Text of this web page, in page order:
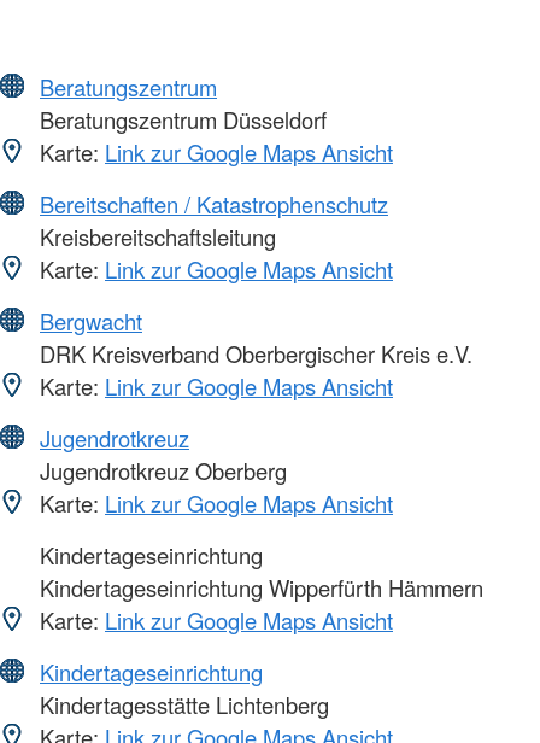
Beratungszentrum
Beratungszentrum Düsseldorf
Karte: Link zur Google Maps Ansicht
Bereitschaften / Katastrophenschutz
Kreisbereitschaftsleitung
Karte: Link zur Google Maps Ansicht
Bergwacht
DRK Kreisverband Oberbergischer Kreis e.V.
Karte: Link zur Google Maps Ansicht
Jugendrotkreuz
Jugendrotkreuz Oberberg
Karte: Link zur Google Maps Ansicht
Kindertageseinrichtung
Kindertageseinrichtung Wipperfürth Hämmern
Karte: Link zur Google Maps Ansicht
Kindertageseinrichtung
Kindertagesstätte Lichtenberg